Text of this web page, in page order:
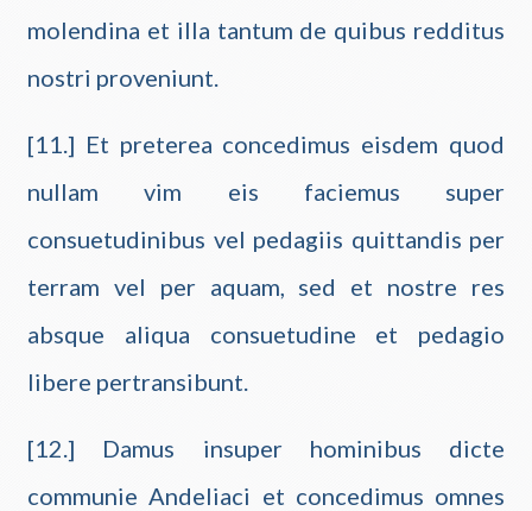
molendina et illa tantum de quibus redditus
nostri proveniunt.
[11.] Et preterea concedimus eisdem quod
nullam vim eis faciemus super
consuetudinibus vel pedagiis quittandis per
terram vel per aquam, sed et nostre res
absque aliqua consuetudine et pedagio
libere pertransibunt.
[12.] Damus insuper hominibus dicte
communie Andeliaci et concedimus omnes